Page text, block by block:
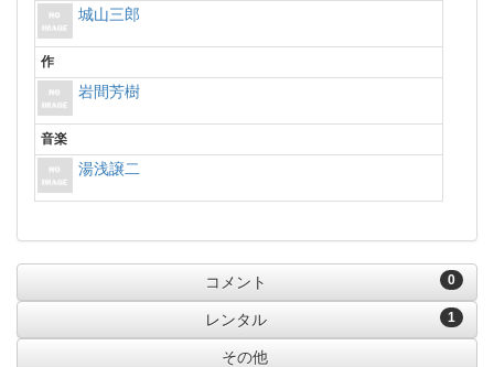
城山三郎
作
岩間芳樹
音楽
湯浅譲二
0
コメント
1
レンタル
その他